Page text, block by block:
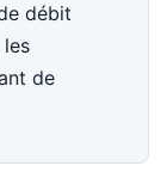
débit
de